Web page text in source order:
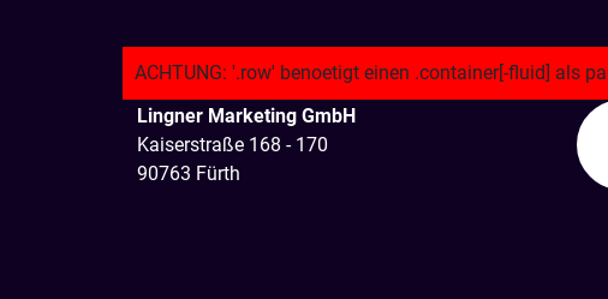
Lingner Marketing GmbH
Kaiserstraße 168 - 170
90763 Fürth